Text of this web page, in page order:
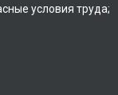
условия труда;